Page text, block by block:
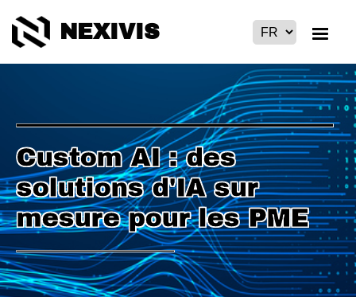
NEXIVIS
Custom AI : des
solutions d'IA sur
mesure pour les PME